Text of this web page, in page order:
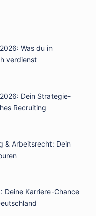
Was du in
verdienst
Dein Strategie-
Recruiting
& Arbeitsrecht: Dein
Deine Karriere-Chance